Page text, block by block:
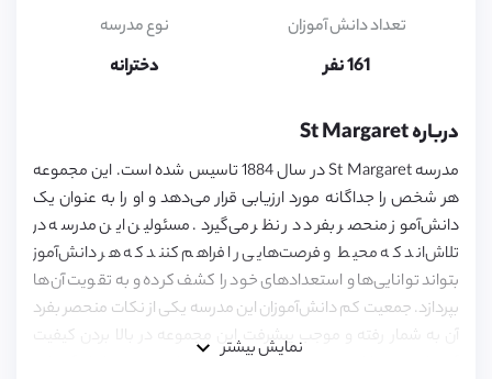
7,
8,
14,
15,
16
تعداد دانش آموزان
161 نفر
نوع مدرسه
دخترانه
درباره St Margaret
مدرسه St Margaret در سال 1884 تاسیس شده است. این مجموعه
هر شخص را جداگانه مورد ارزیابی قرار می‌دهد و او را به عنوان یک
دانش‌آموز منحصر بفرد در نظر می‌گیرد. مسئولین این مدرسه در
تلاش‌اند که محیط و فرصت‌هایی را فراهم کنند که هر دانش‌آموز
بتواند توانایی‌ها و استعداد‌های خود را کشف کرده و به تقویت آن‌ها
بپردازد. جمعیت کم دانش‌آموزان این مدرسه یکی از نکات منحصر بفرد
آن به شمار رفته و موجب پیشرفت این مجموعه در بالا بردن کیفیت
آموزشی می‌باشد. در St Margaret رشد شخصیتی دانش‌آموزان،
نمایش بیشتر